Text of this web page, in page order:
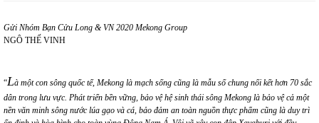
Gửi Nhóm Bạn Cửu Long & VN 2020 Mekong Group
NGÔ THẾ VINH
“Là một con sông quốc tế, Mekong là mạch sống cũng là mẫu số chung nối kết hơn 70 sắc
dân trong lưu vực. Phát triển bền vững, bảo vệ hệ sinh thái sông Mekong là bảo vệ cả một
nền văn minh sông nước lúa gạo và cá, bảo đảm an toàn nguồn thực phẩm cũng là duy trì